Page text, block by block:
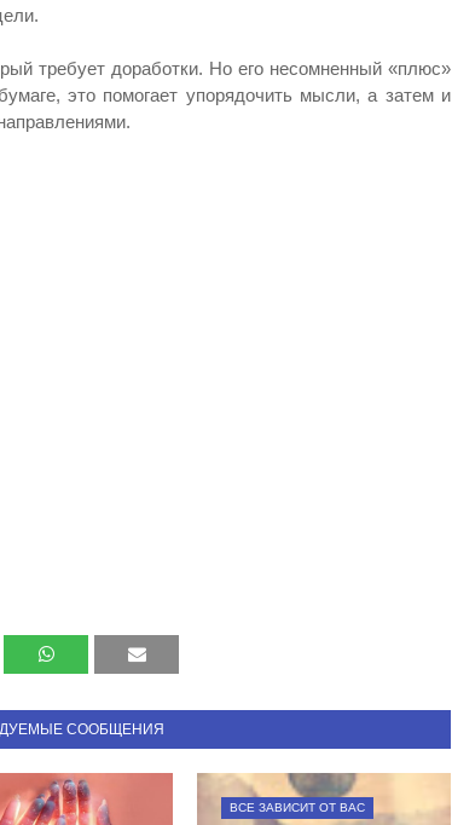
требует доработки. Но его несомненный «плюс»
это помогает упорядочить мысли, а затем и
СООБЩЕНИЯ
ВСЕ ЗАВИСИТ ОТ ВАС